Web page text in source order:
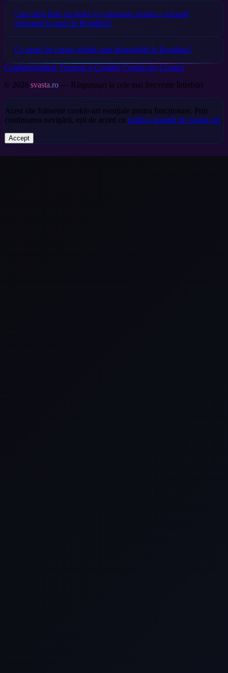
Cum aleg între un hotel și o pensiune pentru o vacanță
relaxantă la mare în România?
Ce tipuri de cazare ieftină sunt disponibile în România?
Confidențialitate Termeni și Condiții Cookie-uri Contact
© 2026 svasta.ro — Răspunsuri la cele mai frecvente întrebări
Acest site folosește cookie-uri esențiale pentru funcționare. Prin
continuarea navigării, ești de acord cu politica noastră de cookie-uri.
Accept